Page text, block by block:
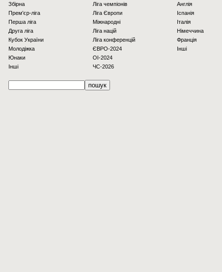
Збірна
Прем'єр-ліга
Перша ліга
Друга ліга
Кубок України
Молодіжка
Юнаки
Інші
Ліга чемпіонів
Ліга Європи
Міжнародні
Ліга націй
Ліга конференцій
ЄВРО-2024
OI-2024
ЧС-2026
Англія
Іспанія
Італія
Німеччина
Франція
Інші